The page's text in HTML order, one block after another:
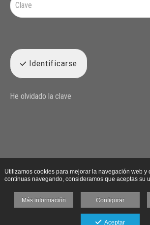
Identificarse
He olvidado la clave
Utilizamos cookies para mejorar la navegación web y
continuas navegando, consideramos que aceptas su
Más información Configurar
Aceptar